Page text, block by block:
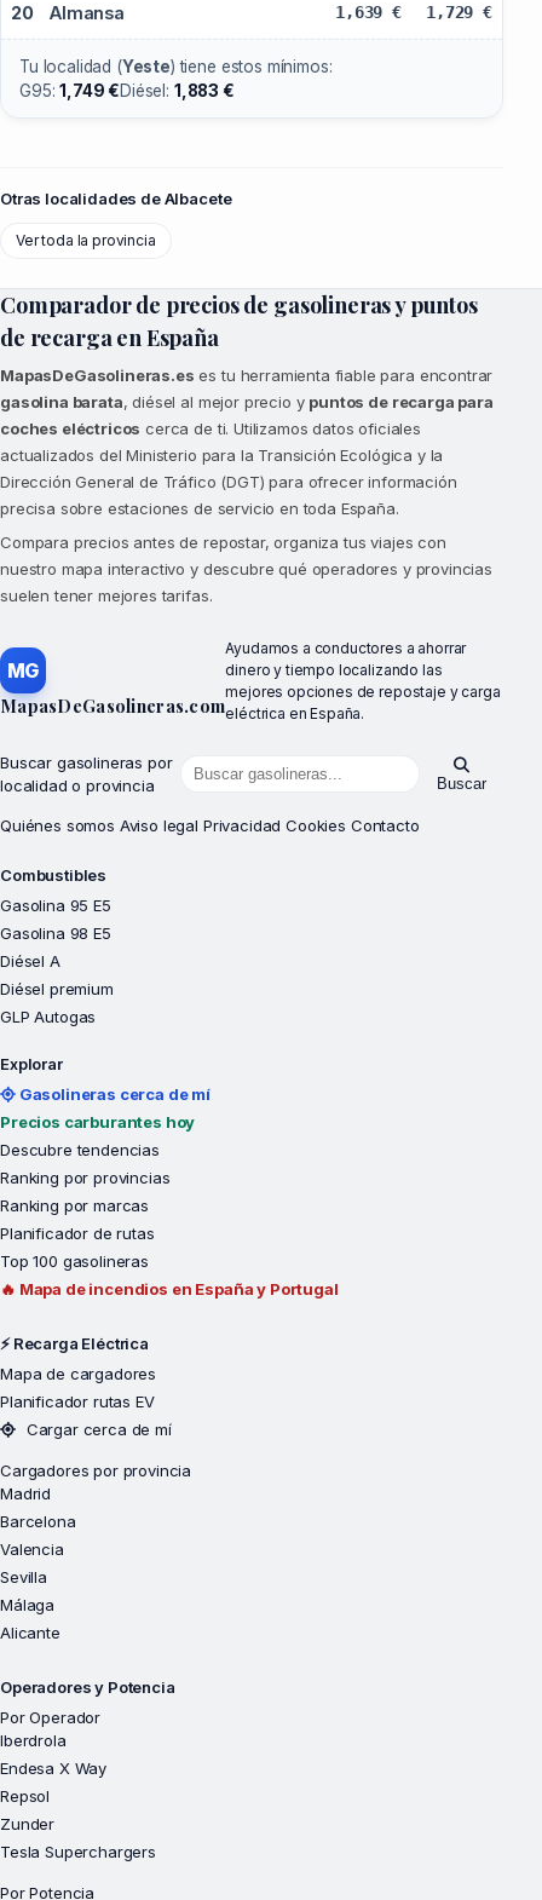
20 Almansa 1,639 € 1,729 €
Tu localidad (Yeste) tiene estos mínimos:
G95:1,749 €Diésel: 1,883 €
Otras localidades de Albacete
Ver toda la provincia
Comparador de precios de gasolineras y puntos
de recarga en España
MapasDeGasolineras.es es tu herramienta fiable para encontrar
gasolina barata, diésel al mejor precio y puntos de recarga para
coches eléctricos cerca de ti. Utilizamos datos oficiales
actualizados del Ministerio para la Transición Ecológica y la
Dirección General de Tráfico (DGT) para ofrecer información
precisa sobre estaciones de servicio en toda España.
Compara precios antes de repostar, organiza tus viajes con
nuestro mapa interactivo y descubre qué operadores y provincias
suelen tener mejores tarifas.
MG
MapasDeGasolineras.com
Ayudamos a conductores a ahorrar
dinero y tiempo localizando las
mejores opciones de repostaje y carga
eléctrica en España.
Buscar gasolineras por
localidad o provincia
Buscar
Quiénes somos Aviso legal Privacidad Cookies Contacto
Combustibles
Gasolina 95 E5
Gasolina 98 E5
Diésel A
Diésel premium
GLP Autogas
Explorar
Gasolineras cerca de mí
Precios carburantes hoy
Descubre tendencias
Ranking por provincias
Ranking por marcas
Planificador de rutas
Top 100 gasolineras
🔥 Mapa de incendios en España y Portugal
⚡ Recarga Eléctrica
Mapa de cargadores
Planificador rutas EV
Cargar cerca de mí
Cargadores por provincia
Madrid
Barcelona
Valencia
Sevilla
Málaga
Alicante
Operadores y Potencia
Por Operador
Iberdrola
Endesa X Way
Repsol
Zunder
Tesla Superchargers
Por Potencia